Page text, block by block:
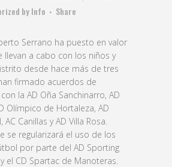
byInfo Share
Serrano ha puesto en valor
llevan a cabo con los niños y
desde hace más de tres
firmado acuerdos de
la AD Oña Sanchinarro, AD
Olímpico de Hortaleza, AD
AC Canillas y AD Villa Rosa.
se regularizará el uso de los
por parte del AD Sporting
el CD Spartac de Manoteras.